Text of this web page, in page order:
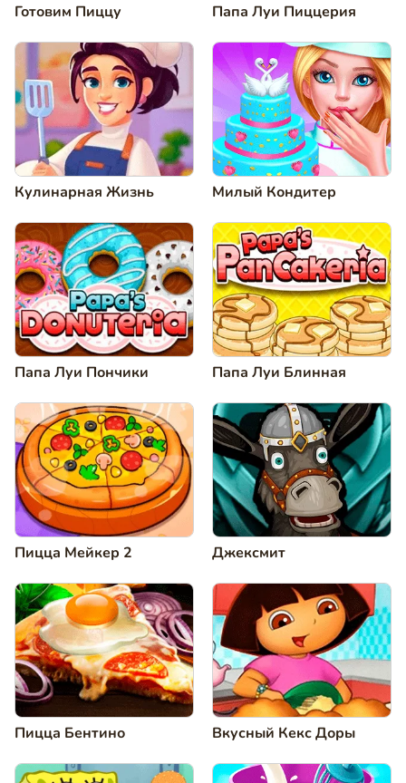
Готовим Пиццу Папа Луи Пиццерия
Кулинарная Жизнь Милый Кондитер
Папа Луи Пончики Папа Луи Блинная
Пицца Мейкер 2 Джексмит
Пицца Бентино Вкусный Кекс Доры